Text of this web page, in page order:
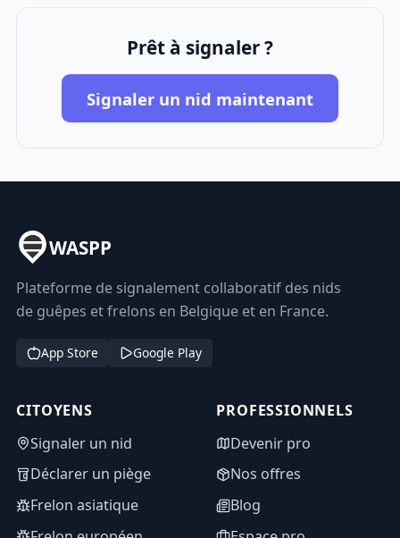
Prêt à signaler ?
Signaler un nid maintenant
WASPP
Plateforme de signalement collaboratif des nids
de guêpes et frelons en Belgique et en France.
App Store Google Play
CITOYENS
Signaler un nid
Déclarer un piège
Frelon asiatique
PROFESSIONNELS
Devenir pro
Nos offres
Blog